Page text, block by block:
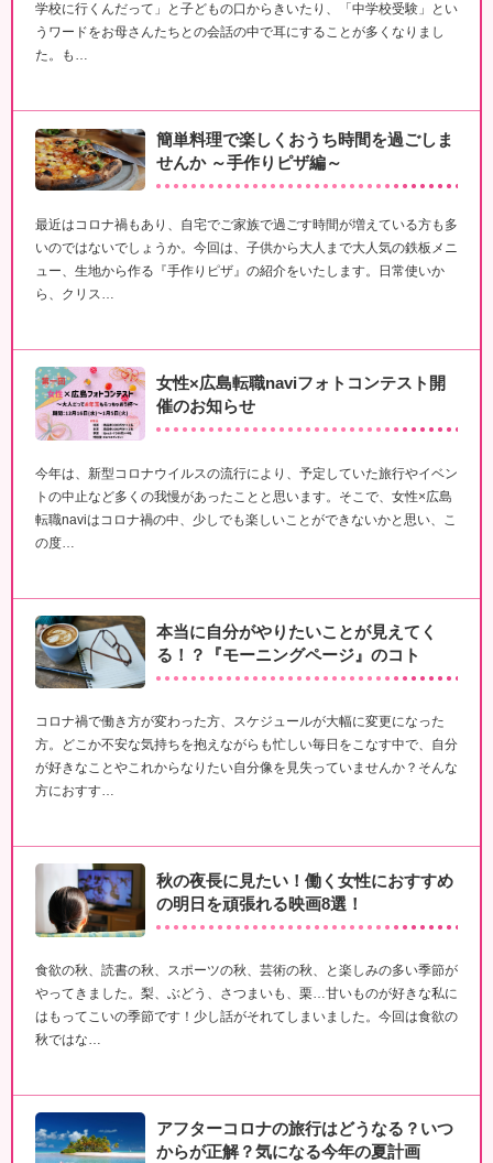
学校に行くんだって」と子どもの口からきいたり、「中学校受験」とい
うワードをお母さんたちとの会話の中で耳にすることが多くなりまし
た。も…
簡単料理で楽しくおうち時間を過ごしま
せんか ～手作りピザ編～
最近はコロナ禍もあり、自宅でご家族で過ごす時間が増えている方も多
いのではないでしょうか。今回は、子供から大人まで大人気の鉄板メニ
ュー、生地から作る『手作りピザ』の紹介をいたします。日常使いか
ら、クリス…
女性×広島転職naviフォトコンテスト開
催のお知らせ
今年は、新型コロナウイルスの流行により、予定していた旅行やイベン
トの中止など多くの我慢があったことと思います。そこで、女性×広島
転職naviはコロナ禍の中、少しでも楽しいことができないかと思い、こ
の度…
本当に自分がやりたいことが見えてく
る！？『モーニングページ』のコト
コロナ禍で働き方が変わった方、スケジュールが大幅に変更になった
方。どこか不安な気持ちを抱えながらも忙しい毎日をこなす中で、自分
が好きなことやこれからなりたい自分像を見失っていませんか？そんな
方におすす…
秋の夜長に見たい！働く女性におすすめ
の明日を頑張れる映画8選！
食欲の秋、読書の秋、スポーツの秋、芸術の秋、と楽しみの多い季節が
やってきました。梨、ぶどう、さつまいも、栗…甘いものが好きな私に
はもってこいの季節です！少し話がそれてしまいました。今回は食欲の
秋ではな…
アフターコロナの旅行はどうなる？いつ
からが正解？気になる今年の夏計画